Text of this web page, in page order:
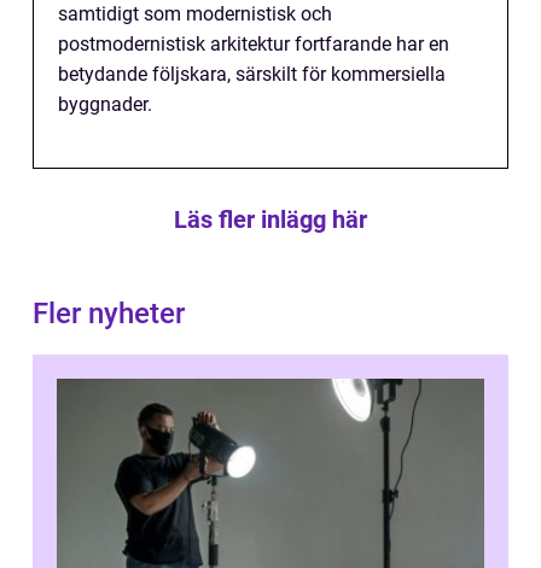
samtidigt som modernistisk och
postmodernistisk arkitektur fortfarande har en
betydande följskara, särskilt för kommersiella
byggnader.
Läs fler inlägg här
Fler nyheter